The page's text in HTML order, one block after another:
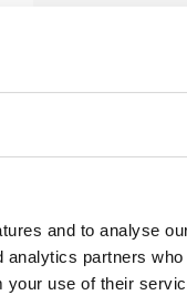
and to analyse
partners
your use of their
Połączenie